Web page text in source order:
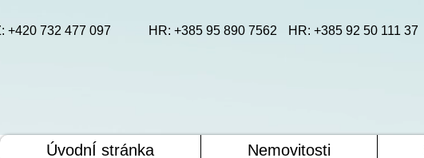
+420 732 477 097 HR: +385 95 890 7562 HR: +385 92 50 111 37
ÚvodnÍ stránka Nemovitosti